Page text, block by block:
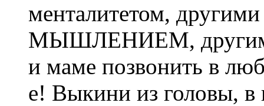
менталитетом,
МЫШЛЕНИЕМ, другими
и маме позвонить в
е! Выкини из головы, в